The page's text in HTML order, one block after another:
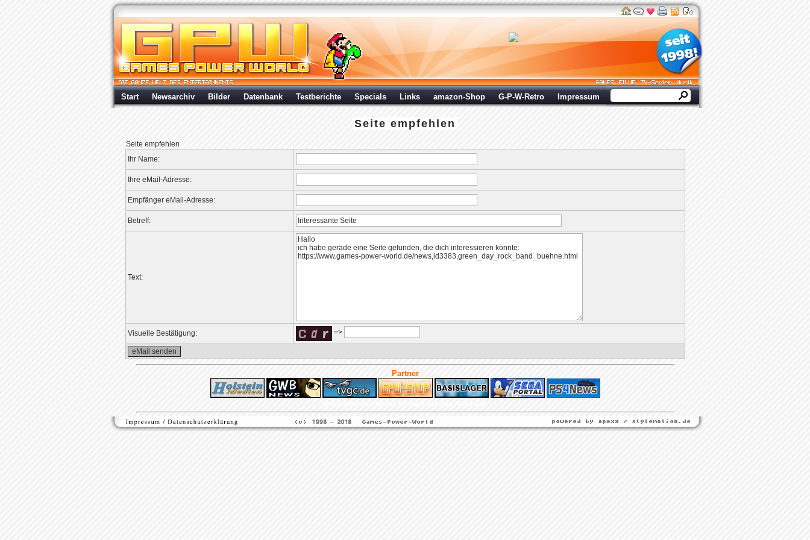
Start Newsarchiv Bilder Datenbank Testberichte Specials Links amazon-Shop G-P-W-Retro Impressum
Seite empfehlen
Seite empfehlen
Ihr Name:
Ihre eMail-Adresse:
Empfänger eMail-Adresse:
Betreff:
Text:
Visuelle Bestätigung: =>
Partner